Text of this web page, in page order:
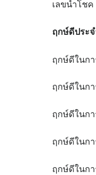
เลขนำโ
ฤกษ์ดีประ
ฤกษ์ดีใน
ฤกษ์ดีใน
ฤกษ์ดีใน
ฤกษ์ดีในก
ฤกษ์ดีใน